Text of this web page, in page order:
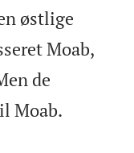
østlige
Moab,
de
Moab.